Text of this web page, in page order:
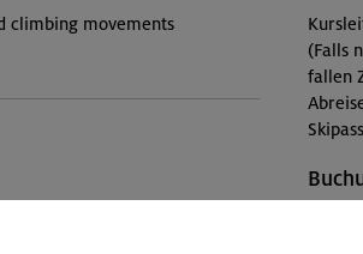
climbing movements
in general
(Falls
fallen